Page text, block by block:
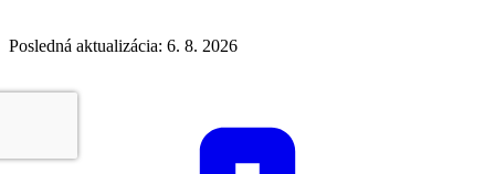
Posledná aktualizácia: 6. 8. 2026